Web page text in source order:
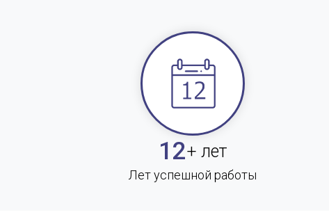
12+ лет
Лет успешной работы